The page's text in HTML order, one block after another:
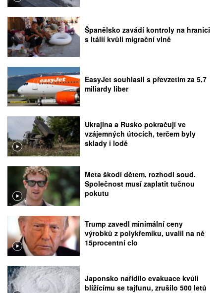
Španělsko zavádí kontroly na hranici
s Itálií kvůli migrační vlně
EasyJet souhlasil s převzetím za 5,7
miliardy liber
Ukrajina a Rusko pokračují ve
vzájemných útocích, terčem byly
sklady i lodě
Meta škodí dětem, rozhodl soud.
Společnost musí zaplatit tučnou
pokutu
Trump zavedl minimální ceny
výrobků z polykřemíku, uvalil na ně
15procentní clo
Japonsko nařídilo evakuace kvůli
blížícímu se tajfunu, zrušilo 500 letů